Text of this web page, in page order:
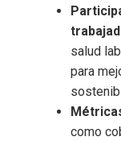
salud
para
como